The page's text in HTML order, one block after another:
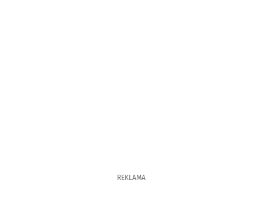
REKLAMA